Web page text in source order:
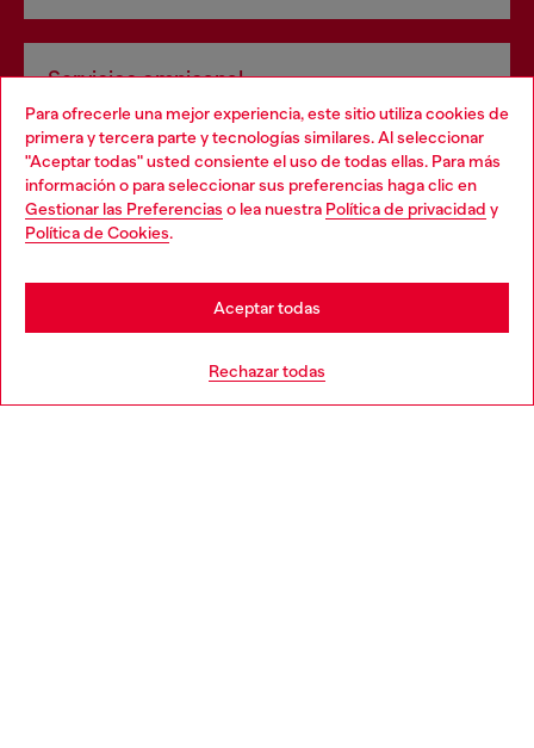
Para ofrecerle una mejor experiencia, este sitio utiliza cookies de
primera y tercera parte y tecnologías similares. Al seleccionar
"Aceptar todas" usted consiente el uso de todas ellas. Para más
información o para seleccionar sus preferencias haga clic en
Gestionar las Preferencias o lea nuestra Política de privacidad y
Política de Cookies.
Rechazar todas
Aceptar todas
Servicios omnicanal
Descubre todos nuestros servicios, tanto en línea como
en la tienda.
Choose your location
You are currently browsing España website, but it seems you
may be based in United States